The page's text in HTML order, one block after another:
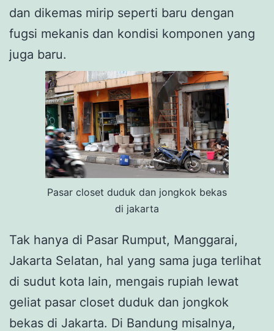
dan dikemas mirip seperti baru dengan
fugsi mekanis dan kondisi komponen yang
juga baru.
Pasar closet duduk dan jongkok bekas
di jakarta
Tak hanya di Pasar Rumput, Manggarai,
Jakarta Selatan, hal yang sama juga terlihat
di sudut kota lain, mengais rupiah lewat
geliat pasar closet duduk dan jongkok
bekas di Jakarta. Di Bandung misalnya,